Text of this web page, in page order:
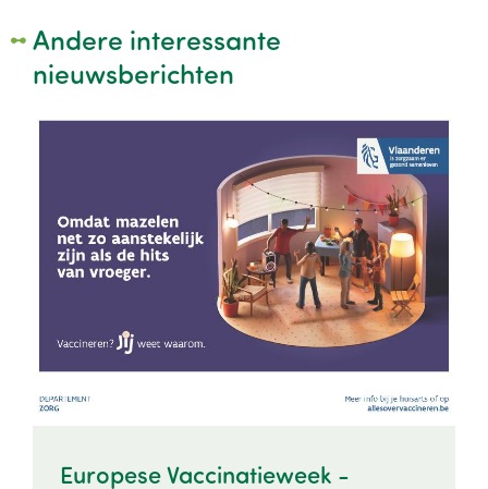
Andere interessante
nieuwsberichten
Image
Europese Vaccinatieweek -